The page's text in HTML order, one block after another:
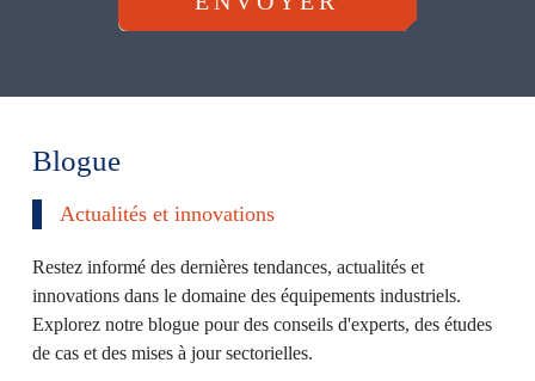
l
Blogue
Actualités et innovations
Restez informé des dernières tendances, actualités et
innovations dans le domaine des équipements industriels.
Explorez notre blogue pour des conseils d'experts, des études
de cas et des mises à jour sectorielles.